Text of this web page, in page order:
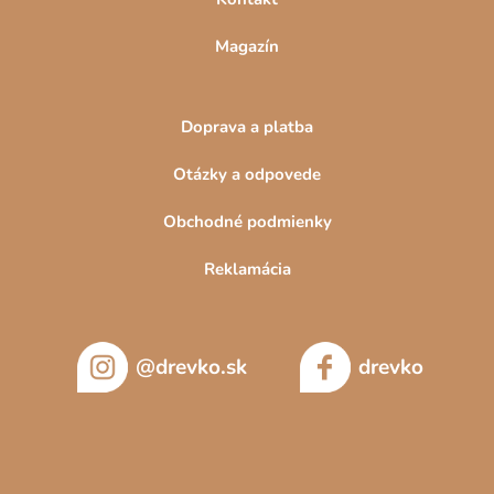
Magazín
Doprava a platba
Otázky a odpovede
Obchodné podmienky
Reklamácia
@drevko.sk drevko